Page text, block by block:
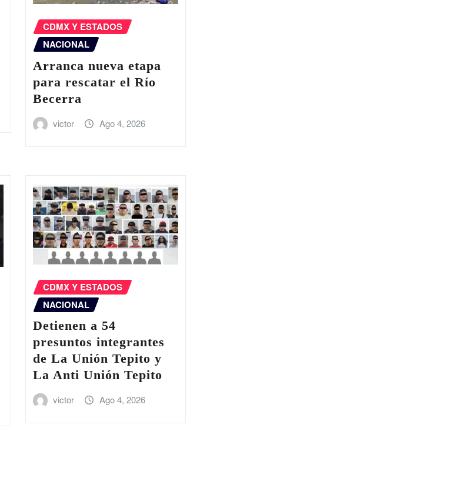
CDMX Y ESTADOS
NACIONAL
Arranca nueva etapa
para rescatar el Río
Becerra
victor Ago 4, 2026
CDMX Y ESTADOS
NACIONAL
Detienen a 54
presuntos integrantes
de La Unión Tepito y
La Anti Unión Tepito
victor Ago 4, 2026